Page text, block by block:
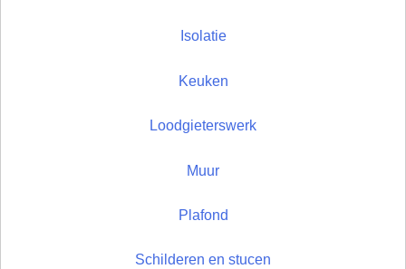
Isolatie
Keuken
Loodgieterswerk
Muur
Plafond
Schilderen en stucen